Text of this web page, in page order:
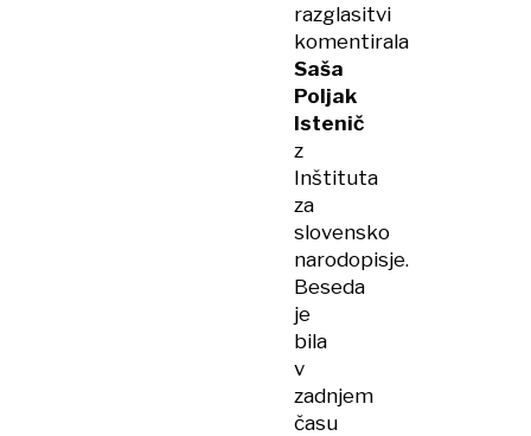
razglasitvi
komentirala
Saša
Poljak
Istenič
z
Inštituta
za
slovensko
narodopisje.
Beseda
je
bila
v
zadnjem
času